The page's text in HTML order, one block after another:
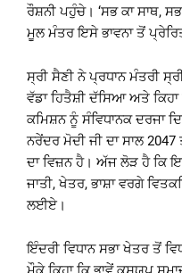
ਰੌਸ਼ਨੀ ਪਹੁੰਚੇ। ‘ਸਭ ਕਾ ਸਾਥ,
ਮੂਲ ਮੰਤਰ ਇਸੇ ਭਾਵਨਾ ਤੋਂ
ਸ੍ਰੀ ਸੈਣੀ ਨੇ ਪ੍ਰਧਾਨ ਮੰਤਰੀ
ਵੱਡਾ ਹਿਤੈਸ਼ੀ ਦੱਸਿਆ ਅਤੇ ਕਿਹਾ
ਕਮਿਸ਼ਨ ਨੂੰ ਸੰਵਿਧਾਨਕ ਦਰਜਾ
ਨਰੇਂਦਰ ਮੋਦੀ ਜੀ ਦਾ ਸਾਲ
ਦਾ ਵਿਜ਼ਨ ਹੈ। ਅੱਜ ਲੋੜ ਹੈ ਕਿ
ਜਾਤੀ, ਖੇਤਰ, ਭਾਸ਼ਾ ਵਰਗੇ
ਲਈਏ।
ਇੰਦਰੀ ਵਿਧਾਨ ਸਭਾ ਖੇਤਰ ਤੋਂ